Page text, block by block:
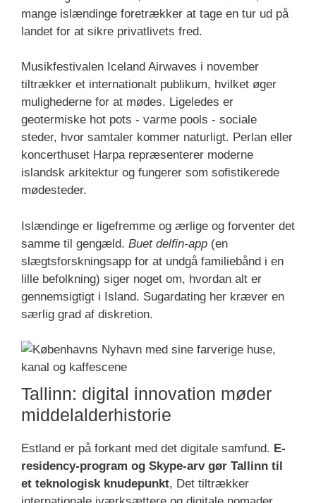
mange islændinge foretrækker at tage en tur ud på
landet for at sikre privatlivets fred.
Musikfestivalen Iceland Airwaves i november
tiltrækker et internationalt publikum, hvilket øger
mulighederne for at mødes. Ligeledes er
geotermiske hot pots - varme pools - sociale
steder, hvor samtaler kommer naturligt. Perlan eller
koncerthuset Harpa repræsenterer moderne
islandsk arkitektur og fungerer som sofistikerede
mødesteder.
Islændinge er ligefremme og ærlige og forventer det
samme til gengæld. Buet delfin-app (en
slægtsforskningsapp for at undgå familiebånd i en
lille befolkning) siger noget om, hvordan alt er
gennemsigtigt i Island. Sugardating her kræver en
særlig grad af diskretion.
Tallinn: digital innovation møder
middelalderhistorie
Estland er på forkant med det digitale samfund. E-
residency-program og Skype-arv gør Tallinn til
et teknologisk knudepunkt, Det tiltrækker